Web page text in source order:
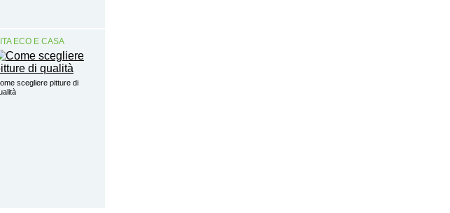
ECO E CASA
scegliere pitture di